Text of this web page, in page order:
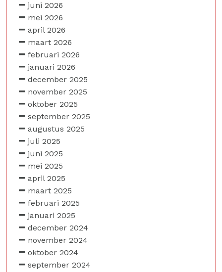
juni 2026
mei 2026
april 2026
maart 2026
februari 2026
januari 2026
december 2025
november 2025
oktober 2025
september 2025
augustus 2025
juli 2025
juni 2025
mei 2025
april 2025
maart 2025
februari 2025
januari 2025
december 2024
november 2024
oktober 2024
september 2024